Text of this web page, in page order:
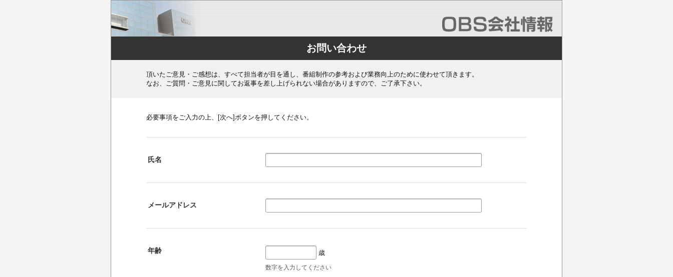
お問い合わせ
頂いたご意見・ご感想は、すべて担当者が目を通し、番組制作の参考および業務向上のために使わせて頂きます。
なお、ご質問・ご意見に関してお返事を差し上げられない場合がありますので、ご了承下さい。
必要事項をご入力の上、[次へ]ボタンを押してください。
氏名
メールアドレス
年齢 歳
数字を入力してください